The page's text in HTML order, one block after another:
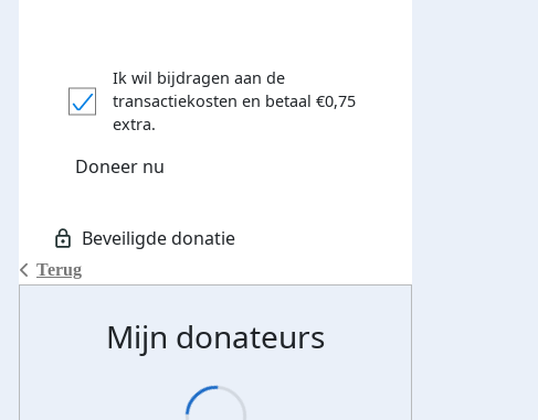
E-mails verstuurd
€500 euro opgehaald: t-shirt
Terug
Ik wil bijdragen aan de
transactiekosten en betaal €0,75
extra.
Doneer nu
Mijn donateurs